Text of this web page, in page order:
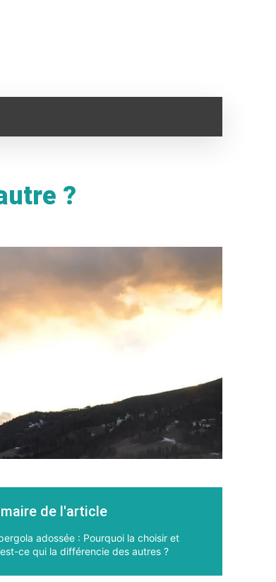
?
de l'article
adossée : Pourquoi la choisir et
ce qui la différencie des autres ?